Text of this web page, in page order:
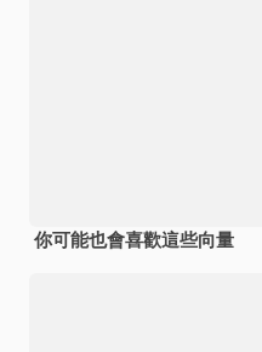
你可能也會喜歡這些向量